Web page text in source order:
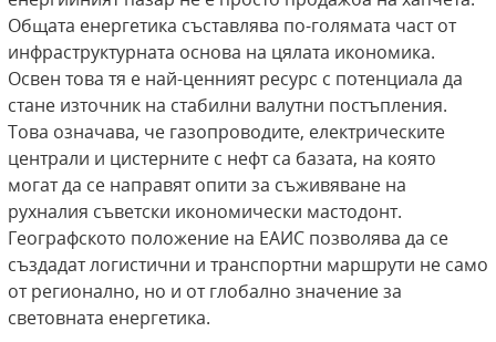
Общата енергетика съставлява по-голямата част от
инфраструктурната основа на цялата икономика.
Освен това тя е най-ценният ресурс с потенциала да
стане източник на стабилни валутни постъпления.
Това означава, че газопроводите, електрическите
централи и цистерните с нефт са базата, на която
могат да се направят опити за съживяване на
рухналия съветски икономически мастодонт.
Географското положение на ЕАИС позволява да се
създадат логистични и транспортни маршрути не само
от регионално, но и от глобално значение за
световната енергетика.